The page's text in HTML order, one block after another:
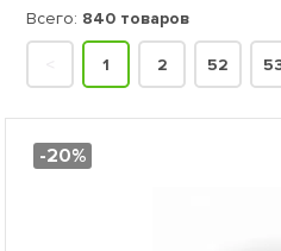
Всего: 840 товаров
1 2 52
-20%